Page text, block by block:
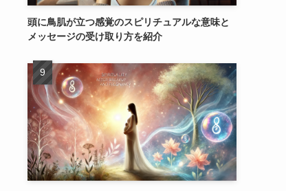
頭に鳥肌が立つ感覚のスピリチュアルな意味と
メッセージの受け取り方を紹介